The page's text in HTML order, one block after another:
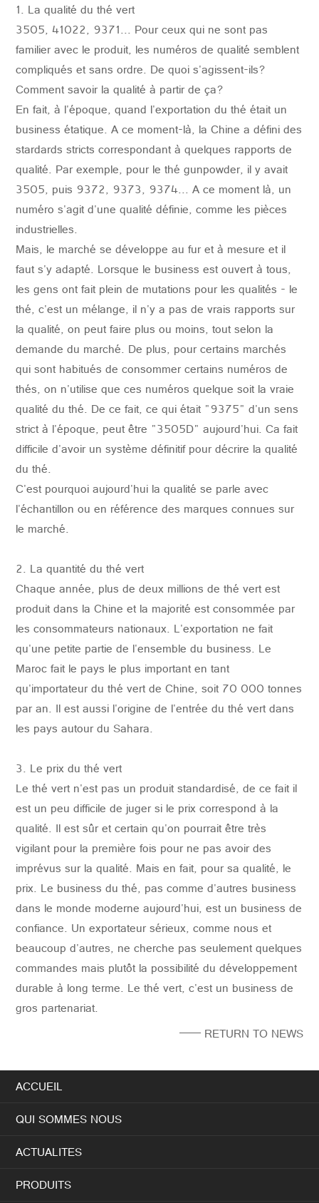
1. La qualité du thé vert
3505, 41022, 9371... Pour ceux qui ne sont pas
familier avec le produit, les numéros de qualité semblent
compliqués et sans ordre. De quoi s'agissent-ils?
Comment savoir la qualité à partir de ça?
En fait, à l'époque, quand l'exportation du thé était un
business étatique. A ce moment-là, la Chine a défini des
stardards stricts correspondant à quelques rapports de
qualité. Par exemple, pour le thé gunpowder, il y avait
3505, puis 9372, 9373, 9374... A ce moment là, un
numéro s'agit d'une qualité définie, comme les pièces
industrielles.
Mais, le marché se développe au fur et à mesure et il
faut s'y adapté. Lorsque le business est ouvert à tous,
les gens ont fait plein de mutations pour les qualités - le
thé, c'est un mélange, il n'y a pas de vrais rapports sur
la qualité, on peut faire plus ou moins, tout selon la
demande du marché. De plus, pour certains marchés
qui sont habitués de consommer certains numéros de
thés, on n'utilise que ces numéros quelque soit la vraie
qualité du thé. De ce fait, ce qui était "9375" d'un sens
strict à l'époque, peut être "3505D" aujourd'hui. Ca fait
difficile d'avoir un système définitif pour décrire la qualité
du thé.
C'est pourquoi aujourd'hui la qualité se parle avec
l'échantillon ou en référence des marques connues sur
le marché.
2. La quantité du thé vert
Chaque année, plus de deux millions de thé vert est
produit dans la Chine et la majorité est consommée par
les consommateurs nationaux. L'exportation ne fait
qu'une petite partie de l'ensemble du business. Le
Maroc fait le pays le plus important en tant
qu'importateur du thé vert de Chine, soit 70 000 tonnes
par an. Il est aussi l'origine de l'entrée du thé vert dans
les pays autour du Sahara.
3. Le prix du thé vert
Le thé vert n'est pas un produit standardisé, de ce fait il
est un peu difficile de juger si le prix correspond à la
qualité. Il est sûr et certain qu'on pourrait être très
vigilant pour la première fois pour ne pas avoir des
imprévus sur la qualité. Mais en fait, pour sa qualité, le
prix. Le business du thé, pas comme d'autres business
dans le monde moderne aujourd'hui, est un business de
confiance. Un exportateur sérieux, comme nous et
beaucoup d'autres, ne cherche pas seulement quelques
commandes mais plutôt la possibilité du développement
durable à long terme. Le thé vert, c'est un business de
gros partenariat.
—— RETURN TO NEWS
ACCUEIL
QUI SOMMES NOUS
ACTUALITES
PRODUITS